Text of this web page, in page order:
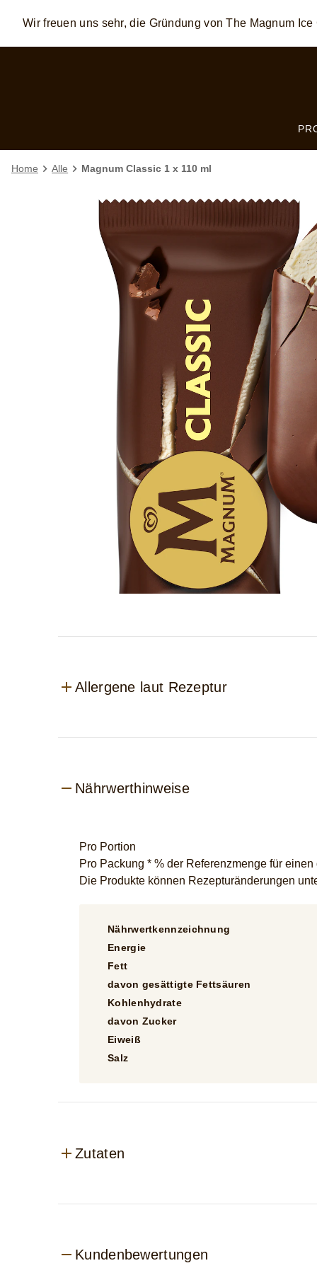
Skip to: MAIN CONTENT FOOTER
Wir freuen uns sehr, die Gründung von The Magnum
Home Alle Magnum Classic 1 x 110 ml
Allergene laut Rezeptur
Nährwerthinweise
Pro Portion
Pro Packung * % der Referenzmenge für
Die Produkte können Rezepturänderungen
Nährwertkennzeichnung
Energie
Fett
davon gesättigte Fettsäuren
Kohlenhydrate
davon Zucker
Eiweiß
Salz
Zutaten
Kundenbewertungen